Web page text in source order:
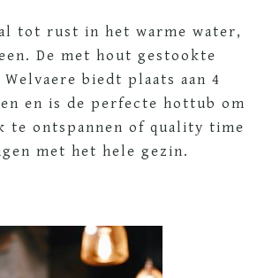
tot rust in het warme water,
De met hout gestookte
biedt plaats aan 4
en is de perfecte hottub om
te ontspannen of quality time
met het hele gezin.